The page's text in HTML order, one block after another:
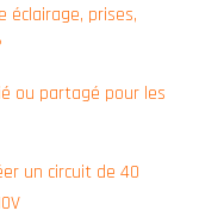
éclairage, prises,
ou partagé pour les
un circuit de 40